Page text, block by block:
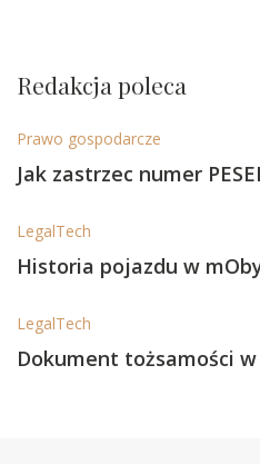
Redakcja poleca
Prawo gospodarcze
Jak zastrzec numer
LegalTech
Historia pojazdu w
LegalTech
Dokument tożsamości